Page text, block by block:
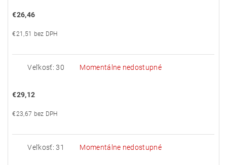
€26,46
€21,51 bez DPH
Veľkosť: 30 Momentálne nedostupné
€29,12
€23,67 bez DPH
Veľkosť: 31 Momentálne nedostupné